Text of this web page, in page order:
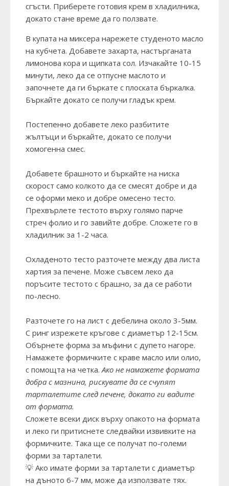
сгъсти. Приберете готовия крем в хладилника,
докато стане време да го ползвате.
В купата на миксера нарежете студеното масло
на кубчета. Добавете захарта, настърганата
лимонова кора и щипката сол. Изчакайте 10-15
минути, леко да се отпусне маслото и
започнете да ги бъркате с плоската бъркалка.
Бъркайте докато се получи гладък крем.
Постепенно добавете леко разбитите
жълтъци и бъркайте, докато се получи
хомогенна смес.
Добавете брашното и бъркайте на ниска
скорост само колкото да се смесят добре и да
се оформи меко и добре омесено тесто.
Прехвърлете тестото върху голямо парче
стреч фолио и го завийте добре. Сложете го в
хладилник за 1-2 часа.
Охладеното тесто разточете между два листа
хартия за печене. Може съвсем леко да
поръсите тестото с брашно, за да се работи
по-лесно.
Разточете го на лист с дебелина около 3-5мм.
С ринг изрежете кръгове с диаметър 12-15см.
Обърнете форма за мъфини с дупето нагоре.
Намажете формичките с краве масло или олио,
с помощта на четка.Ако не намажете формата
добра с мазнина, рискувате да се счупят
тарталетите след печене, докато ги вадите
от формата.
Сложете всеки диск върху опакото на формата
и леко ги притиснете следвайки извивките на
формичките. Така ще се получат по-големи
форми за тарталети.
💡 Ако имате форми за тарталети с диаметър
на дъното 6-7 мм, може да използвате тях.